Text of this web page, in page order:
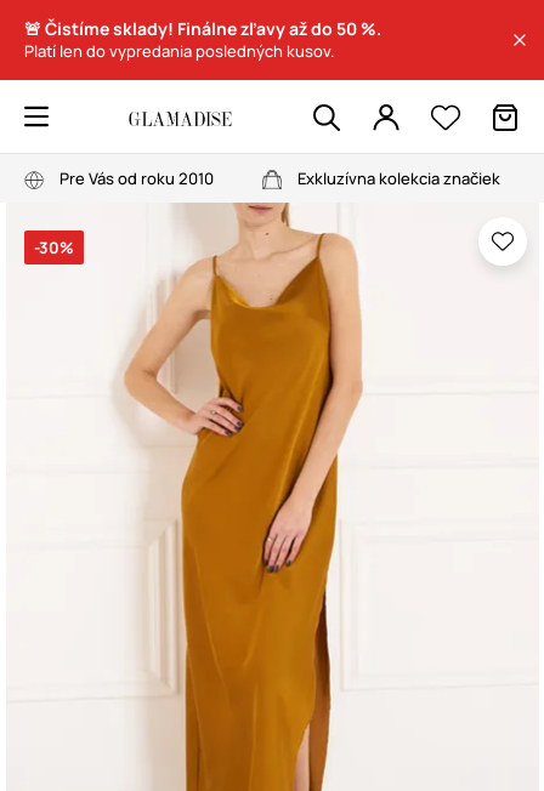
🚨 Čistíme sklady! Finálne zľavy až do 50 %.
Platí len do vypredania posledných kusov.
Pre Vás od roku 2010 Exkluzívna kolekcia značiek
-30%